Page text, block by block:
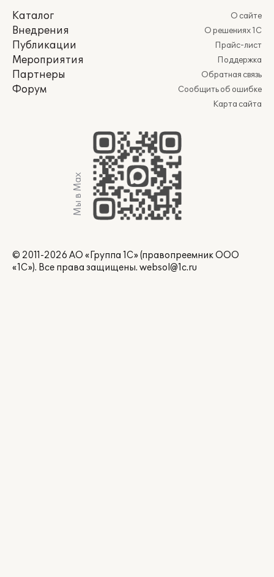
Каталог
Внедрения
Публикации
Мероприятия
Партнеры
Форум
О сайте
О решениях 1С
Прайс-лист
Поддержка
Обратная связь
Сообщить об ошибке
Карта сайта
Мы в Max
© 2011-2026 АО «Группа 1С» (правопреемник ООО
«1С»). Все права защищены. websol@1c.ru